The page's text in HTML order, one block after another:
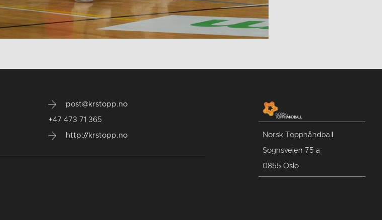
post@krstopp.no
+47 473 71 365
http://krstopp.no Norsk Topphåndball
Sognsveien 75 a
0855 Oslo